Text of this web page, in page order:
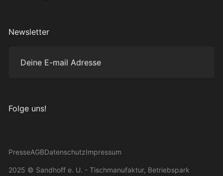
Newsletter
Deine E-mail Adresse
Folge uns!
PresseAGBDatenschutzImpressum
2025 © Sandhoff e. U. - Tischmanufaktur, Betriebspark